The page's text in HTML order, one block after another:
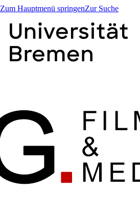
Zum Hauptmenü springenZur Suche